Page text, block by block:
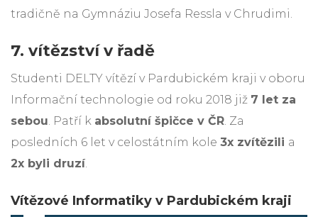
tradičně na Gymnáziu Josefa Ressla v Chrudimi.
7. vítězství v řadě
Studenti DELTY vítězí v Pardubickém kraji v oboru
Informační technologie od roku 2018 již 7 let za
sebou . Patří k absolutní špičce v ČR . Za
posledních 6 let v celostátním kole 3x zvítězili a
2x byli druzí.
Vítězové Informatiky v Pardubickém kraji